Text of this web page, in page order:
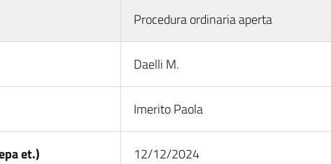
Procedura ordinaria aperta
Daelli M.
Imerito Paola
et.) 12/12/2024